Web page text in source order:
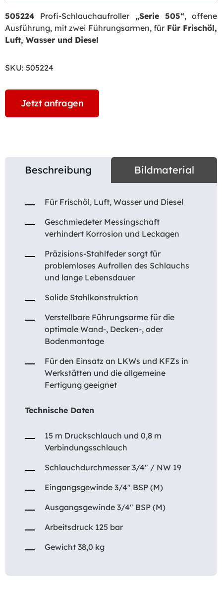
505224 Profi-Schlauchaufroller „Serie 505“, offene
Ausführung, mit zwei Führungsarmen, für Für Frischöl,
Luft, Wasser und Diesel
SKU: 505224
Jetzt anfragen
Beschreibung Bildmaterial
Für Frischöl, Luft, Wasser und Diesel
Geschmiedeter Messingschaft
verhindert Korrosion und Leckagen
Präzisions-Stahlfeder sorgt für
problemloses Aufrollen des Schlauchs
und lange Lebensdauer
Solide Stahlkonstruktion
Verstellbare Führungsarme für die
optimale Wand-, Decken-, oder
Bodenmontage
Für den Einsatz an LKWs und KFZs in
Werkstätten und die allgemeine
Fertigung geeignet
Technische Daten
15 m Druckschlauch und 0,8 m
Verbindungsschlauch
Schlauchdurchmesser 3/4″ / NW 19
Eingangsgewinde 3/4″ BSP (M)
Ausgangsgewinde 3/4″ BSP (M)
Arbeitsdruck 125 bar
Gewicht 38,0 kg